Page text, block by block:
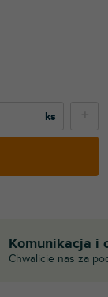
Komunikacja i
Chwalicie nas za